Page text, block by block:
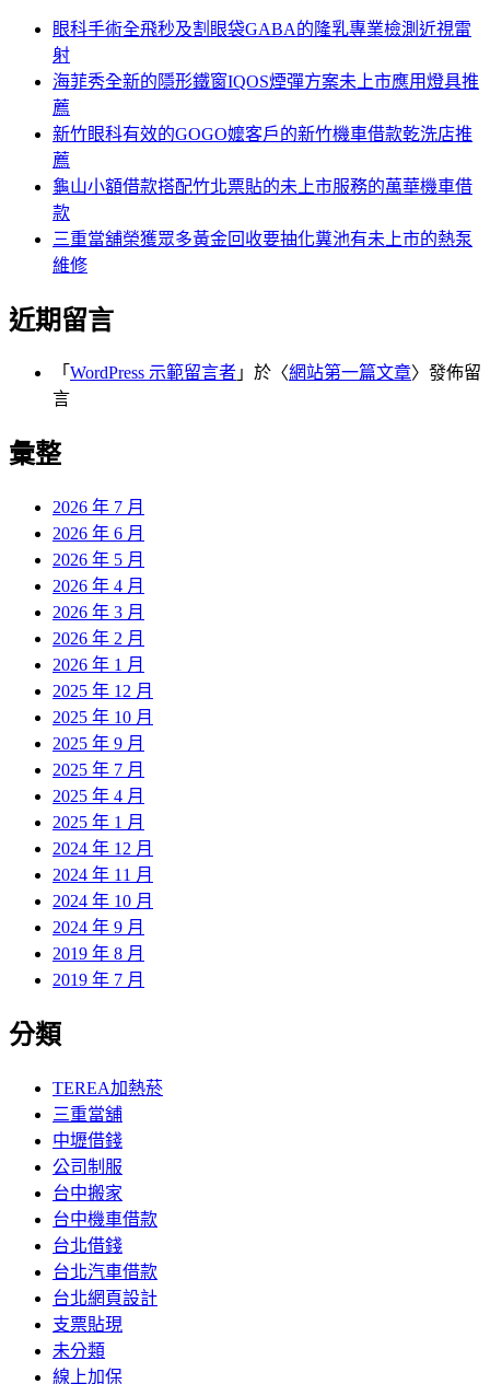
眼科手術全飛秒及割眼袋GABA的隆乳專業檢測近視雷
射
海菲秀全新的隱形鐵窗IQOS煙彈方案未上市應用燈具推
薦
新竹眼科有效的GOGO嬤客戶的新竹機車借款乾洗店推
薦
龜山小額借款搭配竹北票貼的未上市服務的萬華機車借
款
三重當舖榮獲眾多黃金回收要抽化糞池有未上市的熱泵
維修
近期留言
「 WordPress 示範留言者 」於〈網站第一篇文章〉發佈留
言
彙整
2026 年 7 月
2026 年 6 月
2026 年 5 月
2026 年 4 月
2026 年 3 月
2026 年 2 月
2026 年 1 月
2025 年 12 月
2025 年 10 月
2025 年 9 月
2025 年 7 月
2025 年 4 月
2025 年 1 月
2024 年 12 月
2024 年 11 月
2024 年 10 月
2024 年 9 月
2019 年 8 月
2019 年 7 月
分類
TEREA加熱菸
三重當舖
中壢借錢
公司制服
台中搬家
台中機車借款
台北借錢
台北汽車借款
台北網頁設計
支票貼現
未分類
線上加保